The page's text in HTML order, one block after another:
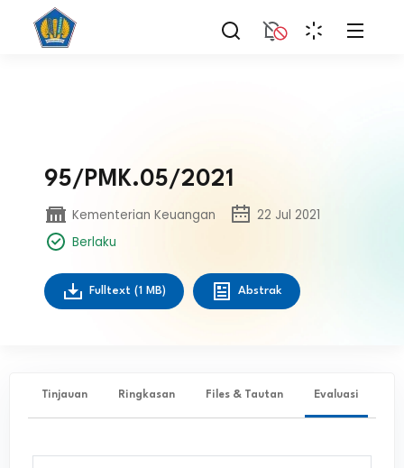
95/PMK.05/2021
Kementerian Keuangan
22 Jul 2021
Berlaku
Fulltext (1 MB) Abstrak
Tinjauan Ringkasan Files & Tautan Evaluasi